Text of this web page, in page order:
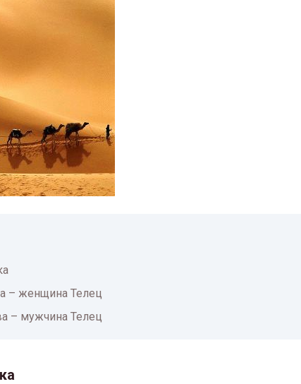
– женщина Телец
– мужчина Телец